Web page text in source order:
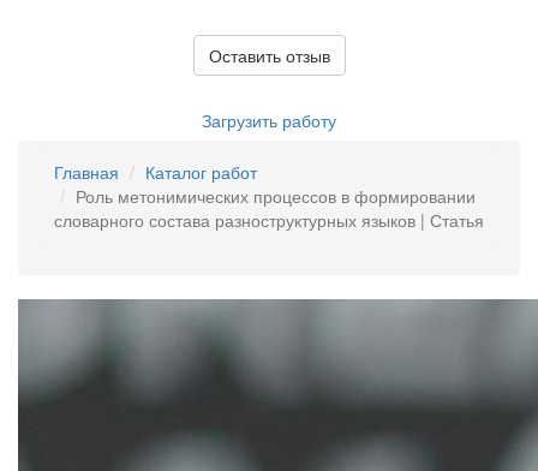
Оставить отзыв
Загрузить работу
Главная
Каталог работ
Роль метонимических процессов в формировании
словарного состава разноструктурных языков | Статья